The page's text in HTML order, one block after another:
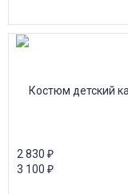
2 830 ₽
3 100 ₽